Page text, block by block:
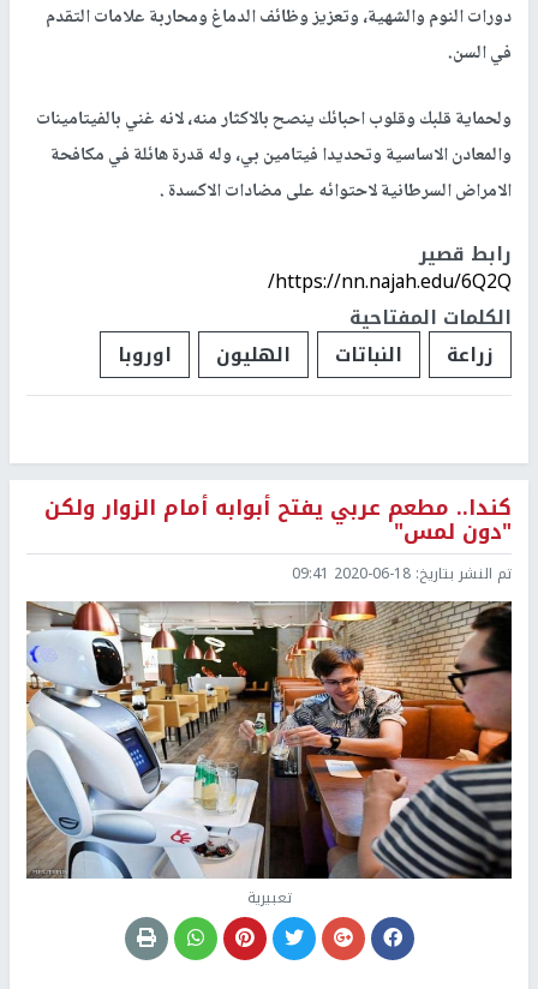
دورات النوم والشهية، وتعزيز وظائف الدماغ ومحاربة علامات التقدم
في السن.
ولحماية قلبك وقلوب احبائك ينصح بالاكثار منه، لانه غني بالفيتامينات
والمعادن الاساسية وتحديدا فيتامين بي، وله قدرة هائلة في مكافحة
الامراض السرطانية لاحتوائه على مضادات الاكسدة .
رابط قصير
https://nn.najah.edu/6Q2Q/
الكلمات المفتاحية
زراعة
النباتات الهليون اوروبا
كندا.. مطعم عربي يفتح أبوابه أمام الزوار ولكن
"دون لمس"
تم النشر بتاريخ: 2020-06-18 09:41
تعبيرية